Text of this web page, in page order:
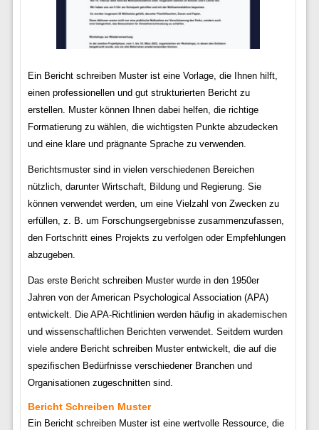
Ein Bericht schreiben Muster ist eine Vorlage, die Ihnen hilft,
einen professionellen und gut strukturierten Bericht zu
erstellen. Muster können Ihnen dabei helfen, die richtige
Formatierung zu wählen, die wichtigsten Punkte abzudecken
und eine klare und prägnante Sprache zu verwenden.
Berichtsmuster sind in vielen verschiedenen Bereichen
nützlich, darunter Wirtschaft, Bildung und Regierung. Sie
können verwendet werden, um eine Vielzahl von Zwecken zu
erfüllen, z. B. um Forschungsergebnisse zusammenzufassen,
den Fortschritt eines Projekts zu verfolgen oder Empfehlungen
abzugeben.
Das erste Bericht schreiben Muster wurde in den 1950er
Jahren von der American Psychological Association (APA)
entwickelt. Die APA-Richtlinien werden häufig in akademischen
und wissenschaftlichen Berichten verwendet. Seitdem wurden
viele andere Bericht schreiben Muster entwickelt, die auf die
spezifischen Bedürfnisse verschiedener Branchen und
Organisationen zugeschnitten sind.
Bericht Schreiben Muster
Ein Bericht schreiben Muster ist eine wertvolle Ressource, die